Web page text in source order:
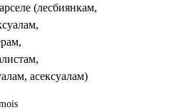
(лесбиянкам,
асексуалам)